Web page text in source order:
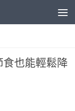
也能輕鬆降